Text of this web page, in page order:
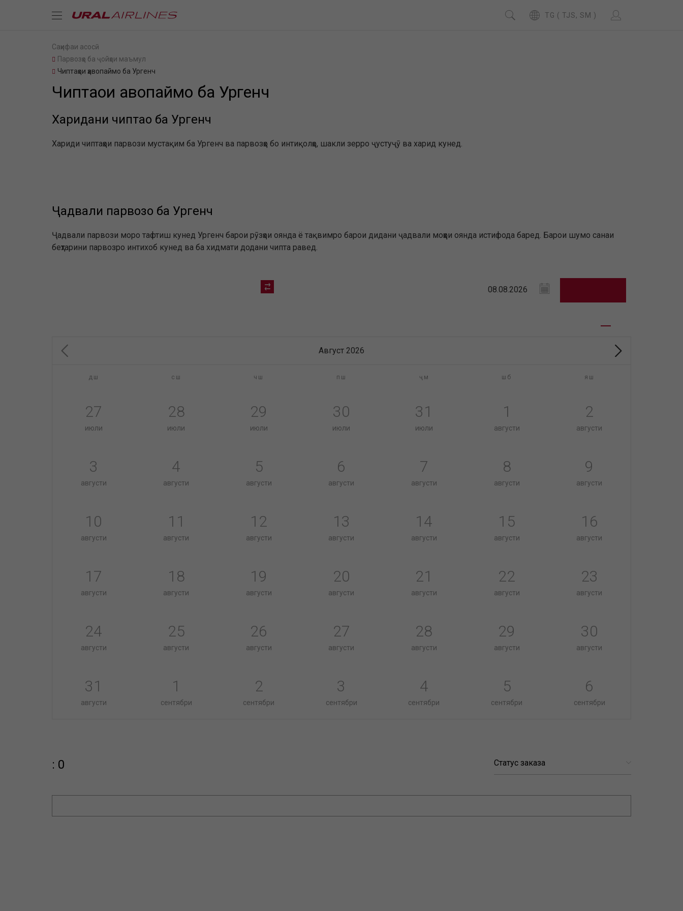
TG ( TJS, SM )
Саҳифаи асосӣ
Парвозҳо ба ҷойҳои маъмул
Чиптаҳои ҳавопаймо ба Ургенч
Чиптаҳои ҳавопаймо ба Ургенч
Харидани чиптаҳо ба Ургенч
Хариди чиптаҳои парвози мустақим ба Ургенч ва парвозҳо бо интиқолҳо, шакли зерро ҷустуҷӯ ва харид кунед.
Ҷадвали парвозҳо ба Ургенч
Ҷадвали парвози моро тафтиш кунед Ургенч барои рӯзҳои оянда ё тақвимро барои дидани ҷадвали моҳҳои оянда истифода баред. Барои шумо санаи
беҳтарини парвозро интихоб кунед ва ба хидмати додани чипта равед.
Август 2026
дш сш чш пш ҷм шб яш
27
июли
28
июли
29
июли
30
июли
31
июли
1
августи
2
августи
3
августи
4
августи
5
августи
6
августи
7
августи
8
августи
9
августи
10
августи
11
августи
12
августи
13
августи
14
августи
15
августи
16
августи
17
августи
18
августи
19
августи
20
августи
21
августи
22
августи
23
августи
24
августи
25
августи
26
августи
27
августи
28
августи
29
августи
30
августи
31
августи
1
сентябри
2
сентябри
3
сентябри
4
сентябри
5
сентябри
6
сентябри
: 0